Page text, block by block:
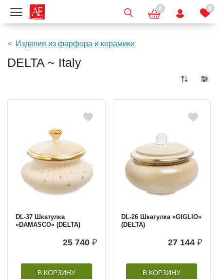
Показать меню 0 0
Изделия из фарфора и керамики
DELTA ~ Italy
DL-37 Шкатулка
«DAMASCO» (DELTA)
25 740 ₽
В КОРЗИНУ
DL-26 Шкатулка «GIGLIO»
(DELTA)
27 144 ₽
В КОРЗИНУ